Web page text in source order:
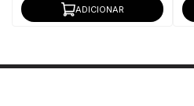
ADICIONAR